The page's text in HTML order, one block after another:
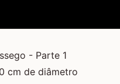
- Parte 1
cm de diâmetro